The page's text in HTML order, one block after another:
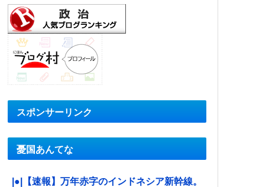
スポンサーリンク
憂国あんてな
|●|【速報】万年赤字のインドネシア新幹線。